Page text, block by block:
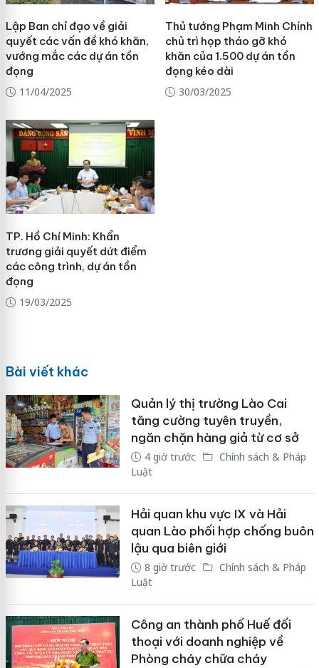
Lập Ban chỉ đạo về giải
quyết các vấn đề khó khăn,
vướng mắc các dự án tồn
đọng
11/04/2025
Thủ tướng Phạm Minh Chính
chủ trì họp tháo gỡ khó
khăn của 1.500 dự án tồn
đọng kéo dài
30/03/2025
TP. Hồ Chí Minh: Khẩn
trương giải quyết dứt điểm
các công trình, dự án tồn
đọng
19/03/2025
Bài viết khác
Quản lý thị trường Lào Cai
tăng cường tuyên truyền,
ngăn chặn hàng giả từ cơ sở
4 giờ trước
Chính sách & Pháp
Luật
Hải quan khu vực IX và Hải
quan Lào phối hợp chống buôn
lậu qua biên giới
8 giờ trước
Chính sách & Pháp
Luật
Công an thành phố Huế đối
thoại với doanh nghiệp về
Phòng cháy chữa cháy